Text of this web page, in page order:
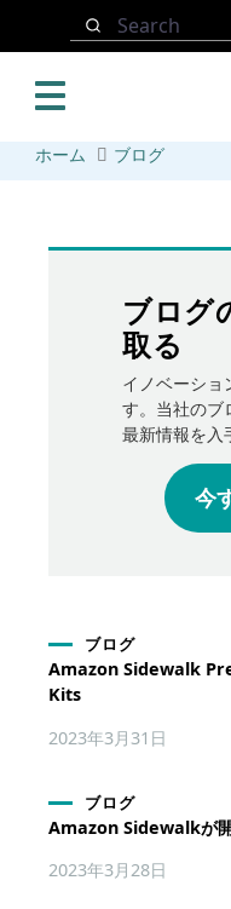
Search
ホーム ブログ
ブログ
取る
イノベーショ
す。当社のブ
最新情報を入
今
ブログ
Amazon Sidewalk
Kits
2023年3月31日
ブログ
Amazon Sidewalkが
2023年3月28日